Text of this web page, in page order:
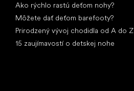
Ako rýchlo rastú deťom nohy?
Môžete dať deťom barefooty?
Prirodzený vývoj chodidla od A do Z
15 zaujímavostí o detskej nohe